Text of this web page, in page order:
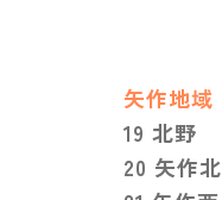
矢作地域
19 北野
20 矢作北